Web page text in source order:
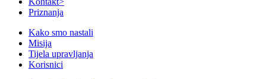
Priznanja
Kako smo nastali
Misija
Tijela upravljanja
Korisnici